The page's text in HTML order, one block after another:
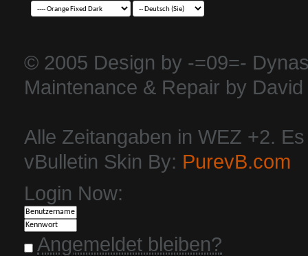
© 2005 Design by -=09=-
Maintenance & Repair by
Alle Zeitangaben in WEZ +2.
vBulletin Skin By: PurevB.com
Login Now:
Angemeldet bleiben?